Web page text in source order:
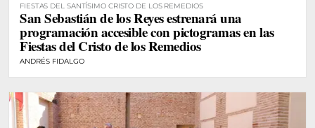
FIESTAS DEL SANTÍSIMO CRISTO DE LOS REMEDIOS
San Sebastián de los Reyes estrenará una
programación accesible con pictogramas en las
Fiestas del Cristo de los Remedios
ANDRÉS FIDALGO